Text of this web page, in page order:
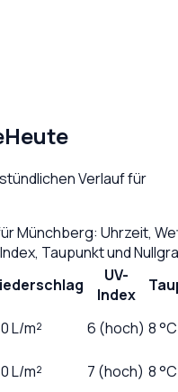
Heute
Verlauf für
Münchberg: Uhrzeit,
Taupunkt und
UV-
Index
L/m² 6 (hoch) 8 °C
L/m² 7 (hoch) 8 °C